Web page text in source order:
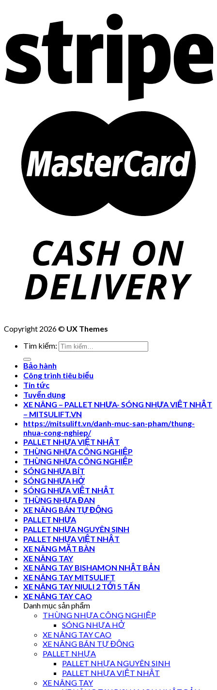
Copyright 2026 © UX Themes
Tìm kiếm:
Bảo hành
Công trình tiêu biểu
Tin tức
Tuyển dụng
XE NÂNG – PALLET NHƯA- SÓNG NHỰA VIỆT NHẬT
– MITSULIFT.VN
https://mitsulift.vn/danh-muc-san-pham/thung-
nhua-cong-nghiep/
PALLET NHỰA VIỆT NHẬT
THÙNG NHỰA CÔNG NGHIỆP
THÙNG NHỰA CÔNG NGHIỆP
SÓNG NHỰA BÍT
SÓNG NHỰA HỞ
SÓNG NHƯA VIỆT NHẬT
THÙNG NHỰA ĐAN
XE NÂNG BÁN TỰ ĐỘNG
PALLET NHỰA
PALLET NHỰA NGUYÊN SINH
PALLET NHỰA VIỆT NHẬT
XE NÂNG MẶT BÀN
XE NÂNG TAY
XE NÂNG TAY BISHAMON NHẬT BẢN
XE NÂNG TAY MITSULIFT
XE NÂNG TAY NIULI 2 TỚI 5 TẤN
XE NÂNG TAY CAO
Danh mục sản phẩm
THÙNG NHỰA CÔNG NGHIỆP
SÓNG NHỰA HỞ
XE NÂNG TAY CAO
XE NÂNG BÁN TỰ ĐỘNG
PALLET NHỰA
PALLET NHỰA NGUYÊN SINH
PALLET NHỰA VIỆT NHẬT
XE NÂNG TAY